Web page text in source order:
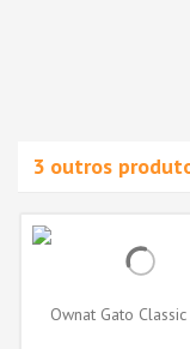
3 outros
Ownat Gato